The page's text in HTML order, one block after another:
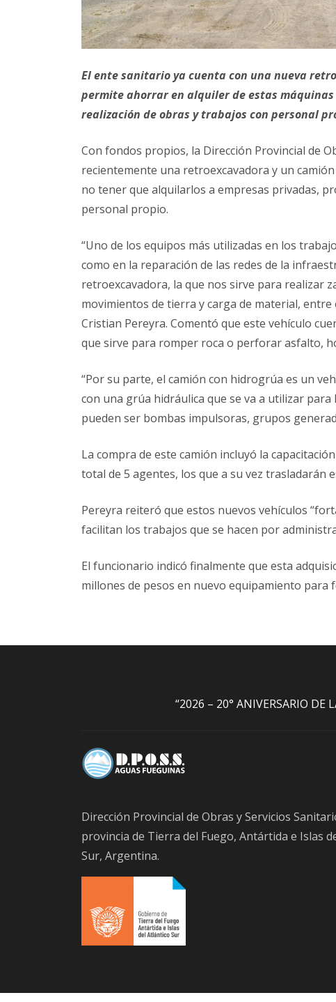
El ente sanitario ya cuenta con una nueva
permite ahorrar en alquiler de estas
realización de obras y trabajos con personal
Con fondos propios, la Dirección Provincial de
recientemente una retroexcavadora y un
no tener que alquilarlos a empresas privadas,
personal propio.
“Uno de los equipos más utilizadas en los
como en la reparación de las redes de la
retroexcavadora, la que nos sirve para realizar
movimientos de tierra y carga de material, entre
Cristian Pereyra. Comentó que este vehículo
que sirve para romper roca o perforar asfalto,
“Por su parte, el camión con hidrogrúa es un
con una grúa hidráulica que se va a utilizar
pueden ser bombas impulsoras, grupos
La compra de este camión incluyó la
total de 5 agentes, los que a su vez trasladarán
Pereyra reiteró que estos nuevos vehículos
facilitan los trabajos que se hacen por
El funcionario indicó finalmente que esta
millones de pesos en nuevo equipamiento
“2026 – 20° ANIVERSARIO DE
Dirección Provincial de Obras y Servicios
provincia de Tierra del Fuego, Antártida e Islas
Sur, Argentina.